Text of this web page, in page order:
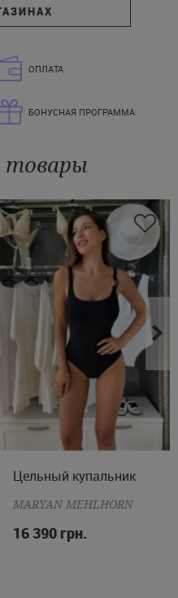
ОПЛАТА
БОНУСНАЯ ПРОГРАММА
M L XL 2XL
Цельный купальник
MARYAN MEHLHORN
16 390 грн.